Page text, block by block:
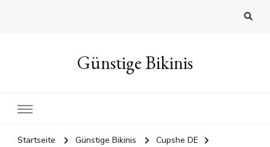
Günstige Bikinis
Startseite Günstige Bikinis
Cupshe DE